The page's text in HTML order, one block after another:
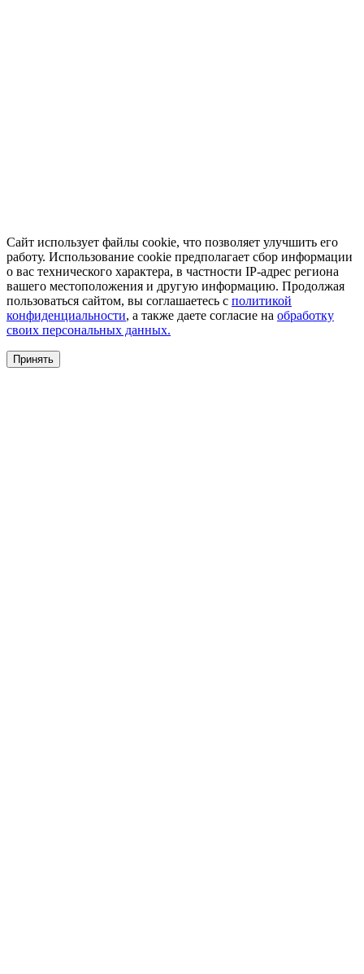
Сайт использует файлы cookie, что позволяет улучшить его
работу. Использование cookie предполагает сбор информации
о вас технического характера, в частности IP-адрес региона
вашего местоположения и другую информацию. Продолжая
пользоваться сайтом, вы соглашаетесь с политикой
конфиденциальности, а также даете согласие на обработку
своих персональных данных.
Принять